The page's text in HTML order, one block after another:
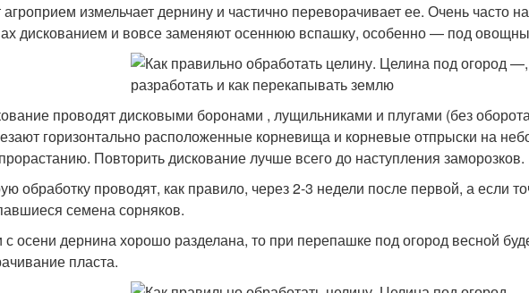
агроприем измельчает дернину и частично переворачивает ее. Очень часто
дискованием и вовсе заменяют осеннюю вспашку, особенно — под
проводят дисковыми боронами , лущильниками и плугами (без
горизонтально расположенные корневища и корневые отпрыски на
Повторить дискование лучше всего до наступления заморозков.
обработку проводят, как правило, через 2-3 недели после первой, а если
семена сорняков.
с осени дернина хорошо разделана, то при перепашке под огород весной
пласта.